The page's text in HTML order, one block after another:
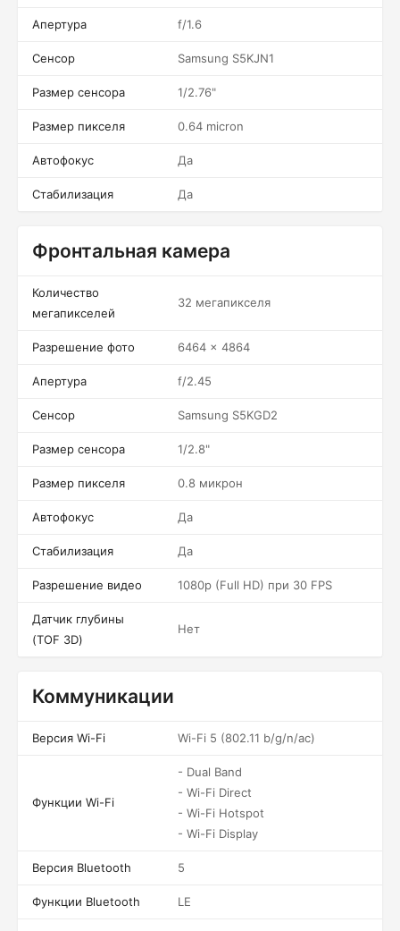
Апертура f/1.6
Сенсор Samsung S5KJN1
Размер сенсора 1/2.76"
Размер пикселя 0.64 micron
Автофокус Да
Стабилизация Да
Фронтальная камера
Количество
мегапикселей
32 мегапикселя
Разрешение фото 6464 x 4864
Апертура f/2.45
Сенсор Samsung S5KGD2
Размер сенсора 1/2.8"
Размер пикселя 0.8 микрон
Автофокус Да
Стабилизация Да
Разрешение видео 1080p (Full HD) при 30 FPS
Датчик глубины
(TOF 3D)
Нет
Коммуникации
Версия Wi-Fi Wi-Fi 5 (802.11 b/g/n/ac)
Функции Wi-Fi
- Dual Band
- Wi-Fi Direct
- Wi-Fi Hotspot
- Wi-Fi Display
Версия Bluetooth 5
Функции Bluetooth LE